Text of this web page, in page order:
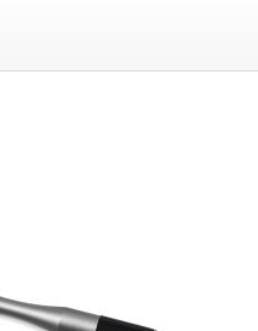
2w1 z dużym zestawem grotów Pakowana